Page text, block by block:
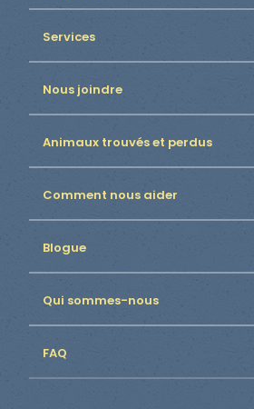
Services
Nous joindre
Animaux trouvés et perdus
Comment nous aider
Blogue
Qui sommes-nous
FAQ